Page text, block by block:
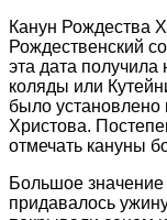
Канун Рождества
Рождественский
эта дата
коляды или
было
Христова.
отмечать кануны
Большое значение
придавалось